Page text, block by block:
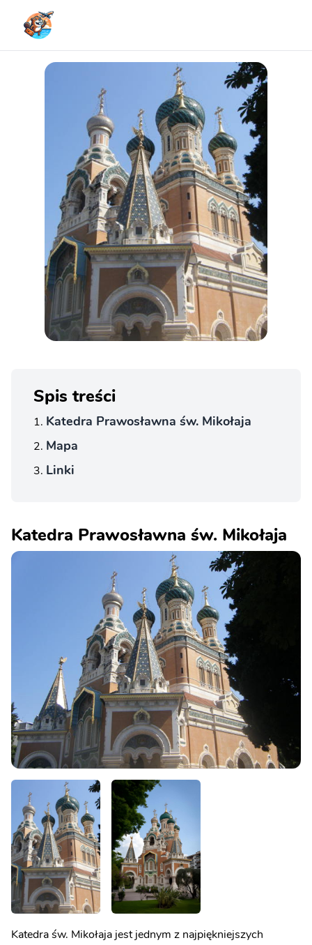
Spis treści
Katedra Prawosławna św. Mikołaja
Mapa
Linki
Katedra Prawosławna św. Mikołaja
Katedra św. Mikołaja jest jednym z najpiękniejszych